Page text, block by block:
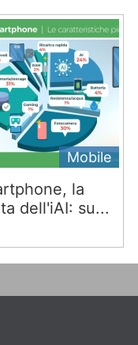
Mobile
la
dell'iAI: su...